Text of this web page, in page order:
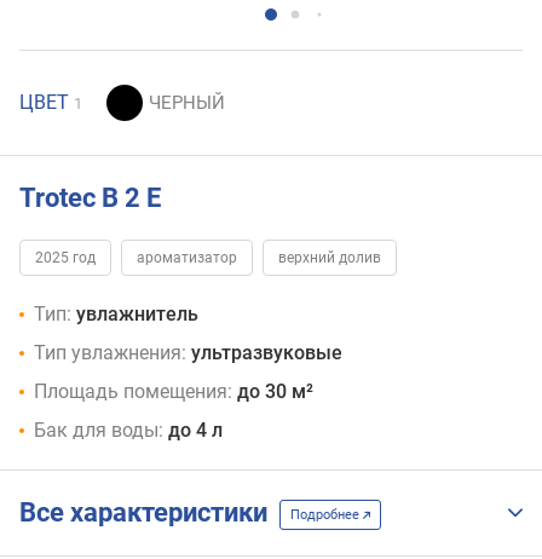
ЦВЕТ 1
Trotec B 2 E
2025 год ароматизатор верхний долив
Тип: увлажнитель
Тип увлажнения: ультразвуковые
Площадь помещения: до 30 м²
Бак для воды: до 4 л
Все характеристики Подробнее